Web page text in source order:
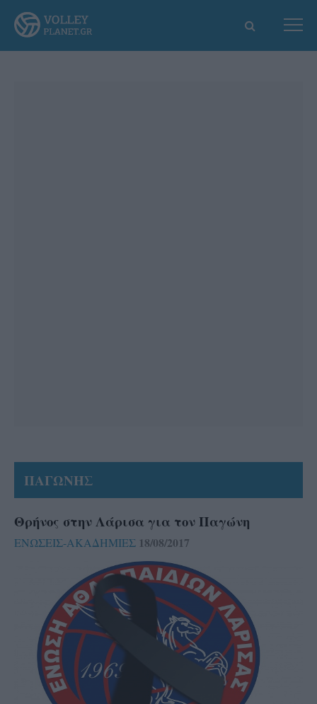
ΠΑΓΩΝΗΣ
Θρήνος στην Λάρισα για τον Παγώνη
ΕΝΩΣΕΙΣ-ΑΚΑΔΗΜΙΕΣ 18/08/2017